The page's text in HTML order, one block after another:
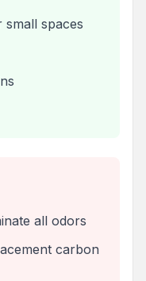
small spaces
all odors
carbon